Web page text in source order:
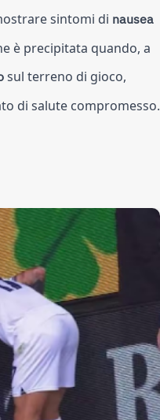
sintomi di nausea
è precipitata quando, a
sul terreno di gioco,
di salute compromesso.